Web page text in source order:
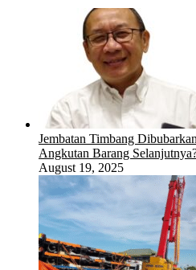
Jembatan Timbang
Angkutan Barang
August 19, 2025